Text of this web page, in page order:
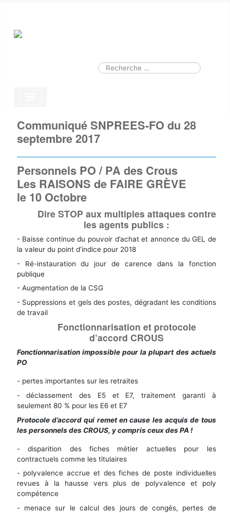
Valider
Communiqué SNPREES-FO du 28
septembre 2017
Personnels PO / PA des Crous
Les RAISONS de FAIRE GRÈVE
le 10 Octobre
Dire STOP aux multiples attaques contre
les agents publics :
- Baisse continue du pouvoir d’achat et annonce du GEL de
la valeur du point d’indice pour 2018
- Ré-instauration du jour de carence dans la fonction
publique
- Augmentation de la CSG
- Suppressions et gels des postes, dégradant les conditions
de travail
Fonctionnarisation et protocole
d’accord CROUS
Fonctionnarisation impossible pour la plupart des actuels
PO
- pertes importantes sur les retraites
- déclassement des E5 et E7, traitement garanti à
seulement 80 % pour les E6 et E7
Protocole d’accord qui remet en cause les acquis de tous
les personnels des CROUS, y compris ceux des PA !
- disparition des fiches métier actuelles pour les
contractuels comme les titulaires
- polyvalence accrue et des fiches de poste individuelles
revues à la hausse vers plus de polyvalence et poly
compétence
- menace sur le calcul des jours de congés, pertes de